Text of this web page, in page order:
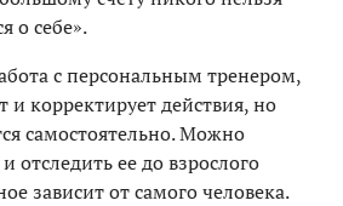
о себе».
с персональным тренером,
и корректирует действия, но
самостоятельно. Можно
отследить ее до взрослого
зависит от самого человека.